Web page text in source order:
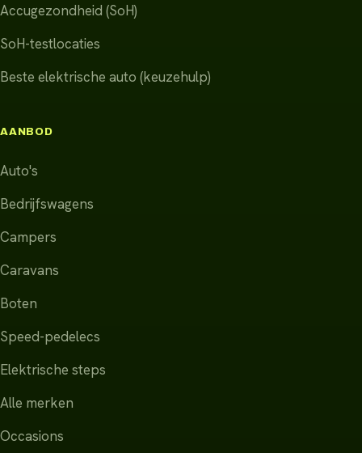
Accugezondheid (SoH)
SoH-testlocaties
Beste elektrische auto (keuzehulp)
AANBOD
Auto's
Bedrijfswagens
Campers
Caravans
Boten
Speed-pedelecs
Elektrische steps
Alle merken
Occasions